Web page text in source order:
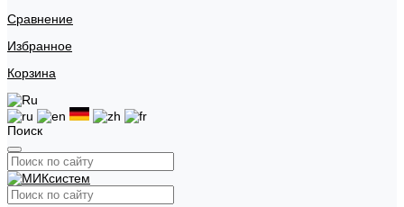
Сравнение
Избранное
Корзина
Поиск